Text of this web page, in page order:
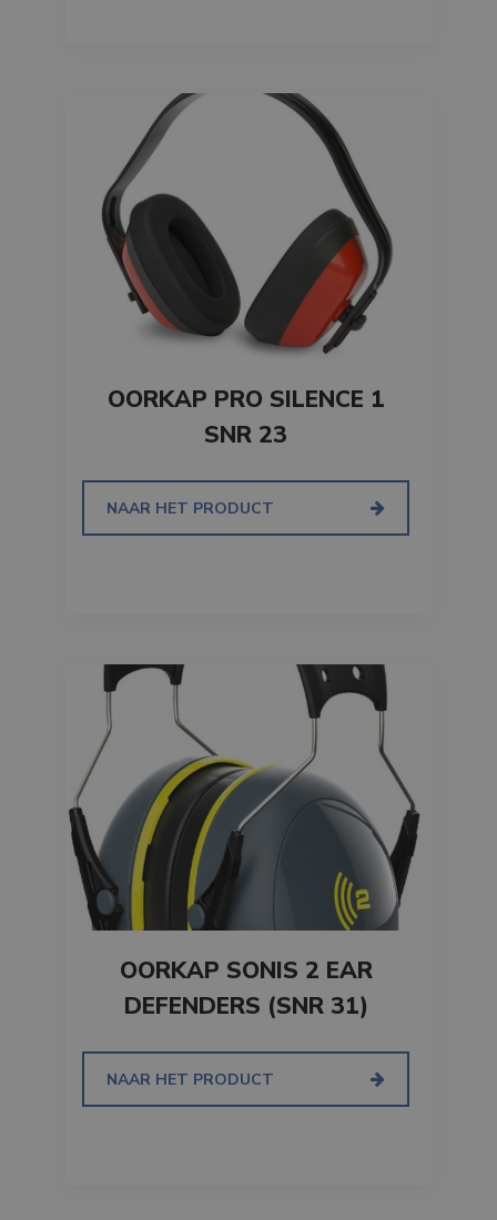
OORKAP PRO SILENCE 1
SNR 23
NAAR HET PRODUCT
OORKAP SONIS 2 EAR
DEFENDERS (SNR 31)
NAAR HET PRODUCT